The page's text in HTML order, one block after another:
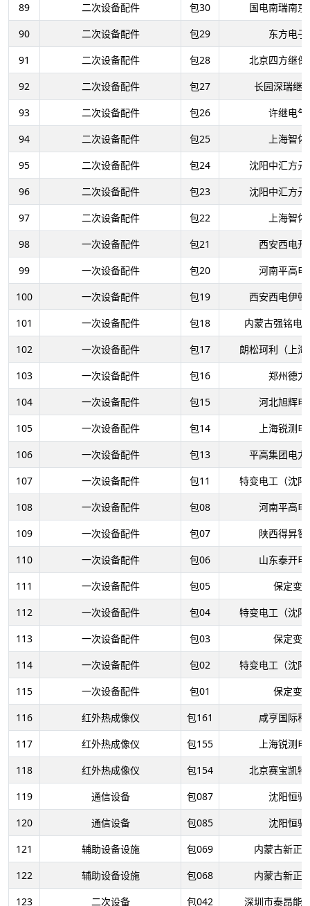
89
二次设备配件 包30
国电南瑞南
90
二次设备配件 包29
东方电
91
二次设备配件 包28
北京四方继
92
二次设备配件 包27
长园深瑞继
93
二次设备配件 包26
许继电
94
二次设备配件 包25
上海智
95
二次设备配件 包24
沈阳中汇方
96
二次设备配件 包23
沈阳中汇方
97
二次设备配件 包22
上海智
98
一次设备配件 包21
西安西电
99
一次设备配件 包20
河南平高
100
一次设备配件 包19
西安西电伊
101
一次设备配件 包18
内蒙古强铭电
102
一次设备配件 包17
朗松珂利（上
103
一次设备配件 包16
郑州德
104
一次设备配件 包15
河北旭辉
105
一次设备配件 包14
上海锐测
106
一次设备配件 包13
平高集团电
107
一次设备配件 包11
特变电工（沈
108
一次设备配件 包08
河南平高
109
一次设备配件 包07
陕西得昇
110
一次设备配件 包06
山东泰开
111
一次设备配件 包05
保定变
112
一次设备配件 包04
特变电工（沈
113
一次设备配件 包03
保定变
114
一次设备配件 包02
特变电工（沈
115
一次设备配件 包01
保定变
116
红外热成像仪 包161
咸亨国际
117
红外热成像仪 包155
上海锐测
118
红外热成像仪 包154
北京赛宝凯
119
通信设备 包087
沈阳恒
120
通信设备 包085
沈阳恒
121
辅助设备设施 包069
内蒙古新正
122
辅助设备设施 包068
内蒙古新正
123
二次设备 包042 深圳市泰昂能